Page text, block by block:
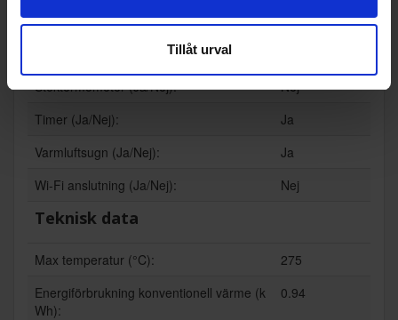
Tillåt urval
Grill (Ja/Nej):
Ja
Mikrovågsfunktion (Ja/Nej):
Stektermometer (Ja/Nej):
Nej
Timer (Ja/Nej):
Ja
Varmluftsugn (Ja/Nej):
Ja
Wi-Fi anslutning (Ja/Nej):
Nej
Teknisk data
Max temperatur (°C):
275
Energiförbrukning konventionell värme (k
Wh):
0.94